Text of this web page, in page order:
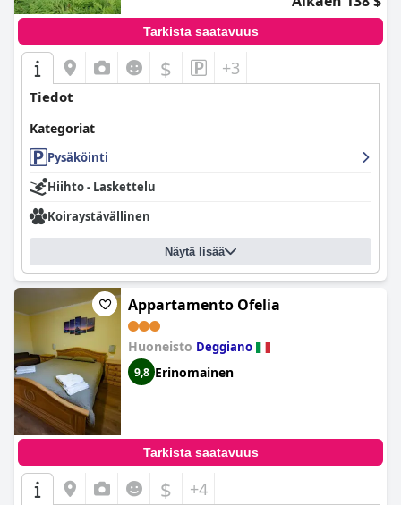
Tarkista saatavuus
$ +3
Tiedot
Kategoriat
Pysäköinti
Hiihto - Laskettelu
Koiraystävällinen
Näytä lisää
Appartamento Ofelia
Huoneisto Deggiano
9,8 Erinomainen
Tarkista saatavuus
$ +4